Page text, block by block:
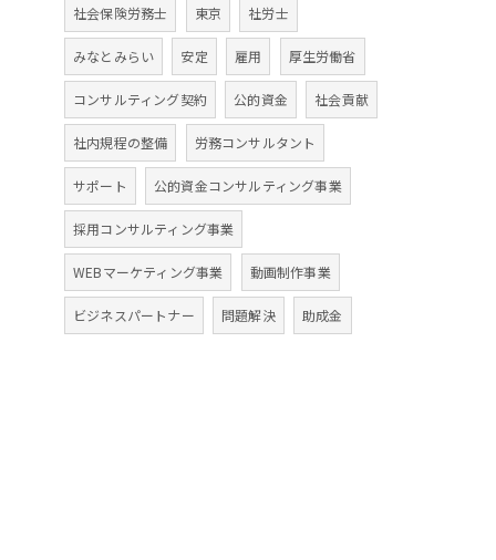
社会保険労務士 東京 社労士
みなとみらい 安定 雇用 厚生労働省
コンサルティング契約 公的資金 社会貢献
社内規程の整備 労務コンサルタント
サポート 公的資金コンサルティング事業
採用コンサルティング事業
WEBマーケティング事業 動画制作事業
ビジネスパートナー 問題解決 助成金